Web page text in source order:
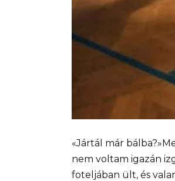
«Jártál már
nem voltam igazán
foteljában ült, és